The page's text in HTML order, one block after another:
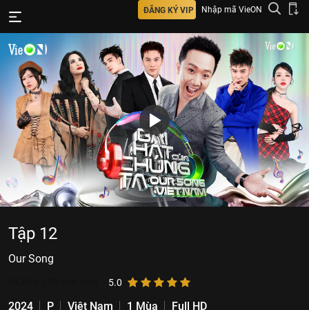
ĐĂNG KÝ VIP Nhập mã VieON
Tập 12
Our Song
5.0
2024 P Việt Nam 1 Mùa
Full HD